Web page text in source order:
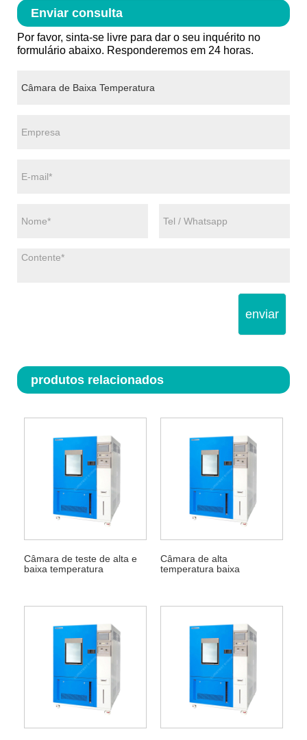
Enviar consulta
Por favor, sinta-se livre para dar o seu inquérito no
formulário abaixo. Responderemos em 24 horas.
enviar
produtos relacionados
Câmara de teste de alta e
baixa temperatura
Câmara de alta
temperatura baixa